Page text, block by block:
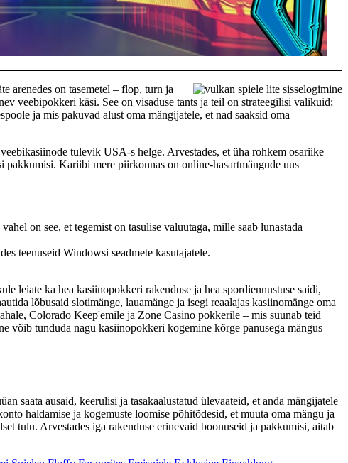
arenedes on tasemetel – flop, turn ja
veebipokkeri käsi. See on visaduse tants ja teil on strateegilisi valikuid;
ja mis pakuvad alust oma mängijatele, et nad saaksid oma
tulevik USA-s helge. Arvestades, et üha rohkem osariike
pakkumisi. Kariibi mere piirkonnas on online-hasartmängude uus
on see, et tegemist on tasulise valuutaga, mille saab lunastada
teenuseid Windowsi seadmete kasutajatele.
leiate ka hea kasiinopokkeri rakenduse ja hea spordiennustuse saidi,
lõbusaid slotimänge, lauamänge ja isegi reaalajas kasiinomänge oma
Colorado Keep'emile ja Zone Casino pokkerile – mis suunab teid
võib tunduda nagu kasiinopokkeri kogemine kõrge panusega mängus –
saata ausaid, keerulisi ja tasakaalustatud ülevaateid, et anda mängijatele
haldamise ja kogemuste loomise põhitõdesid, et muuta oma mängu ja
tulu. Arvestades iga rakenduse erinevaid boonuseid ja pakkumisi, aitab